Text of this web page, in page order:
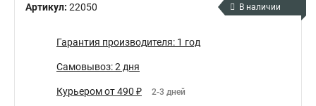
Артикул: 22050 В наличии
Гарантия производителя: 1 год
Самовывоз: 2 дня
Курьером от 490 ₽ 2-3 дней